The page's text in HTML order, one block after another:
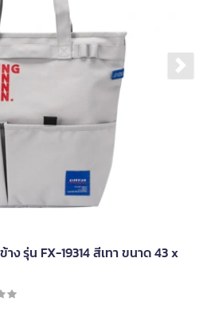
าง รุ่น FX-19314 สีเทา ขนาด 43 x